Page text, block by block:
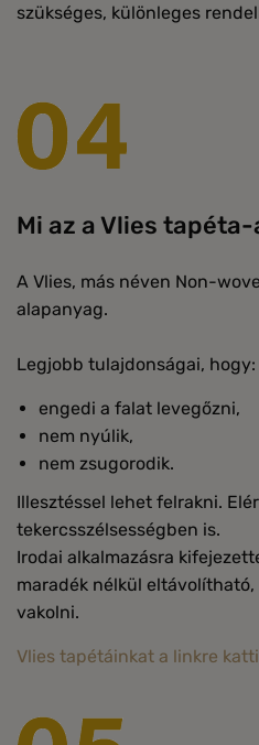
szükséges, különleges
Mi az a Vlies
A Vlies, más néven Non-
alapanyag.
Legjobb tulajdonságai, hogy:
engedi a falat levegőzni,
nem nyúlik,
nem zsugorodik.
Illesztéssel lehet felrakni.
tekercsszélsességben is.
Irodai alkalmazásra
maradék nélkül
vakolni.
Vlies tapétáinkat a linkre